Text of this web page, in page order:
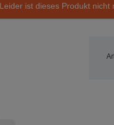
ist dieses Produkt